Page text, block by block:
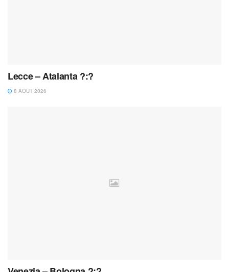
Lecce – Atalanta ?:?
8 AOÛT 2026